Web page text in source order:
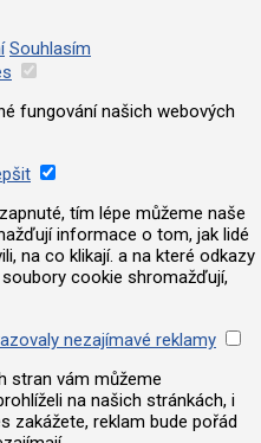
Souhlasím
fungování našich webových
tím lépe můžeme naše
informace o tom, jak lidé
na co klikají. a na které odkazy
cookie shromažďují,
nezajímavé reklamy
stran vám můžeme
na našich stránkách, i
zakážete, reklam bude pořád